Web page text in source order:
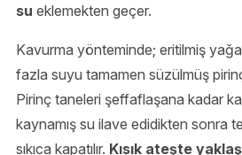
su eklemekten geçer.
Kavurma yönteminde; eritilmiş yağa
fazla suyu tamamen süzülmüş
Pirinç taneleri şeffaflaşana kadar
kaynamış su ilave edidikten sonra
sıkıca kapatılır. Kısık ateşte